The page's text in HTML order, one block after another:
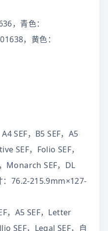
，青色：
，黄色：
SEF，B5 SEF，A5
SEF，Folio SEF，
Monarch SEF，DL
：76.2-215.9mm×127-
，A5 SEF，Letter
SEF，Legal SEF，自